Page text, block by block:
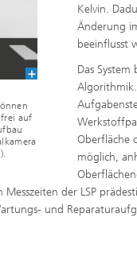
auf
Kelvin.
Änderung
beeinflusst
Das
Oberfläche
möglich,
Messzeiten der LSP
und